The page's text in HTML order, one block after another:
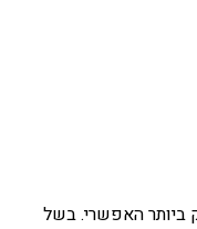
ביותר האפשרי. בשל